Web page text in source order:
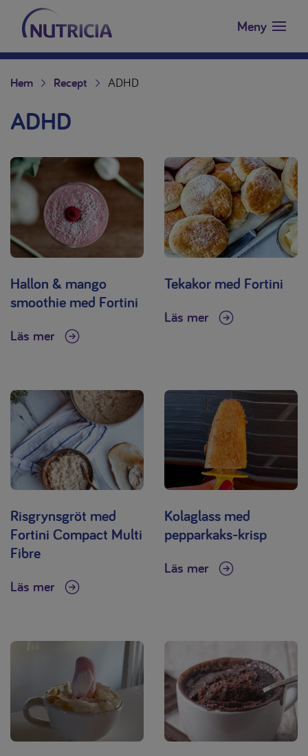
Hoppa till innehåll
Nutricia.se Meny
Hem Recept ADHD
ADHD
Hallon & mango
smoothie med Fortini
Läs mer
Tekakor med Fortini
Läs mer
Risgrynsgröt med
Fortini Compact Multi
Fibre
Läs mer
Kolaglass med
pepparkaks-krisp
Läs mer